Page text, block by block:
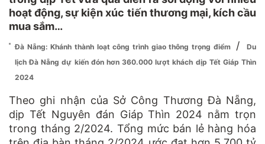
hoạt động, sự kiện xúc tiến thương mại, kích cầu
mua sắm…
Đà Nẵng: Khánh thành loạt công trình giao thông trọng điểm /
Du
lịch Đà Nẵng dự kiến đón hơn 360.000 lượt khách dịp Tết Giáp Thìn
2024
Theo ghi nhận của Sở Công Thương Đà Nẵng,
dịp Tết Nguyên đán Giáp Thìn 2024 nằm trọn
trong tháng 2/2024. Tổng mức bán lẻ hàng hóa